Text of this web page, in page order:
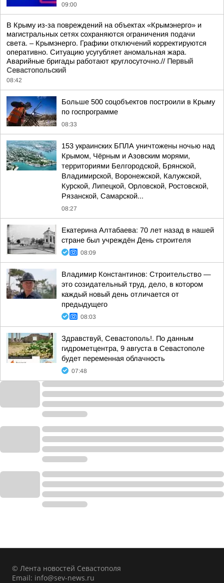
09:00
В Крыму из-за повреждений на объектах «Крымэнерго» и
магистральных сетях сохраняются ограничения подачи
света. – Крымэнерго. Графики отключений корректируются
оперативно. Ситуацию усугубляет аномальная жара.
Аварийные бригады работают круглосуточно.// Первый
Севастопольский
08:42
Больше 500 соцобъектов построили в Крыму
по госпрограмме
08:33
153 украинских БПЛА уничтожены ночью над
Крымом, Чёрным и Азовским морями,
территориями Белгородской, Брянской,
Владимирской, Воронежской, Калужской,
Курской, Липецкой, Орловской, Ростовской,
Рязанской, Самарской...
08:27
Екатерина Алтабаева: 70 лет назад в нашей
стране был учреждён День строителя
08:09
Владимир Константинов: Строительство —
это созидательный труд, дело, в котором
каждый новый день отличается от
предыдущего
08:03
Здравствуй, Севастополь!. По данным
гидрометцентра, 9 августа в Севастополе
будет переменная облачность
07:48
© Лента новостей Севастополя
Email: info@sev-news.ru